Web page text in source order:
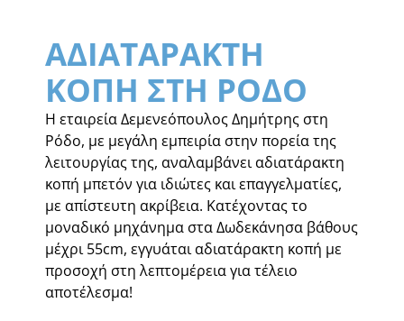
ΑΔΙΑΤΑΡΑΚΤΗ
ΚΟΠΗ ΣΤΗ ΡΟΔΟ
Η εταιρεία Δεμενεόπουλος Δημήτρης στη
Ρόδο, με μεγάλη εμπειρία στην πορεία της
λειτουργίας της, αναλαμβάνει αδιατάρακτη
κοπή μπετόν για ιδιώτες και επαγγελματίες,
με απίστευτη ακρίβεια. Κατέχοντας το
μοναδικό μηχάνημα στα Δωδεκάνησα βάθους
μέχρι 55cm, εγγυάται αδιατάρακτη κοπή με
προσοχή στη λεπτομέρεια για τέλειο
αποτέλεσμα!